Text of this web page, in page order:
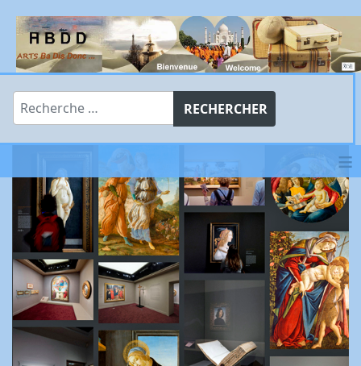
Rechercher
RECHERCHER
≡